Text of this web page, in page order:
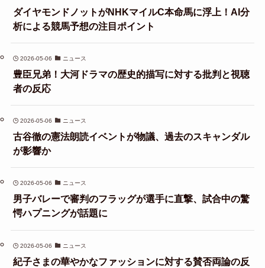
ダイヤモンドノットがNHKマイルC本命馬に浮上！AI分
析による競馬予想の注目ポイント
2026-05-06 ニュース
豊臣兄弟！大河ドラマの歴史的描写に対する批判と視聴
者の反応
2026-05-06 ニュース
古谷徹の憲法朗読イベントが物議、過去のスキャンダル
が影響か
2026-05-06 ニュース
男子バレーで審判のフラッグが選手に直撃、試合中の驚
愕ハプニングが話題に
2026-05-06 ニュース
紀子さまの華やかなファッションに対する賛否両論の反